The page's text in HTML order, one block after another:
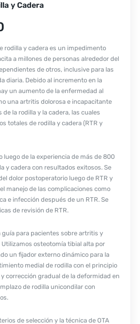
y Cadera
rodilla y cadera es un impedimento
a millones de personas alrededor del
de otros, inclusive para las
diaria. Debido al incremento en la
un aumento de la enfermedad al
una artritis dolorosa e incapacitante
la rodilla y la cadera, las cuales
totales de rodilla y cadera (RTR y
luego de la experiencia de más de 800
y cadera con resultados exitosos. Se
dolor postoperatorio luego de RTR y
manejo de las complicaciones como
e infección después de un RTR. Se
de revisión de RTR.
guía para pacientes sobre artritis y
osteotomía tibial alta por
un fijador externo dinámico para la
medial de rodilla con el principio
corrección gradual de la deformidad en
de rodilla unicondilar con
de selección y la técnica de OTA